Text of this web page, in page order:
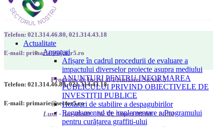
Actualitate
Anunțuri
Afișare în cadrul procedurii de evaluare a
impactului diverselor proiecte asupra mediului
ANUNȚURI PENTRU INFORMAREA
PUBLICULUI PRIVIND OBIECTIVELE DE
INVESTIȚII PUBLICE
Hotarari de stabilire a despagubirilor
Regulamentul de implementare a Programului
pentru curățarea graffiti-ului
Telefon: 021.314.46.80, 021.314.43.18
E-mail: primarie@sector5.ro
Program de lucru al Primăriei Sector 5
Luni - Joi 08:00 - 16:30; Vineri 08:00 - 14:00
Telefon: 021.314.46.80, 021.314.43.18
E-mail: primarie@sector5.ro